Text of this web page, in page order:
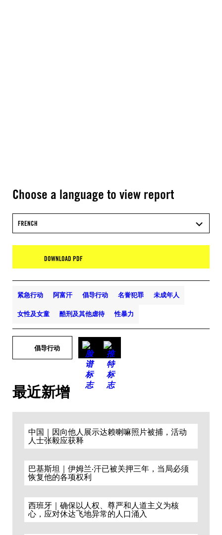
Choose a language to view report
FRENCH
DOWNLOAD PDF
紧急行动 阿富汗 倡导行动 名誉犯罪 未成年人
女性及女童 酷刑及其他虐待 性暴力
倡导行动
最近新增
中国｜因向他人展示达赖喇嘛照片被捕，活动
人士张毅应获释
巴基斯坦｜伊姆兰·汗已被关押三年，当局必须
恢复他的各项权利
西班牙｜确保以人权、尊严和人道主义为核
心，应对休达飞地异常的人口涌入